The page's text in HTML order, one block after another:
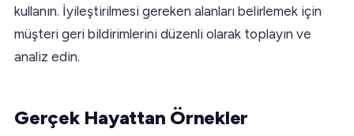
kullanın. İyileştirilmesi gereken alanları belirlemek için
müşteri geri bildirimlerini düzenli olarak toplayın ve
analiz edin.
Gerçek Hayattan Örnekler